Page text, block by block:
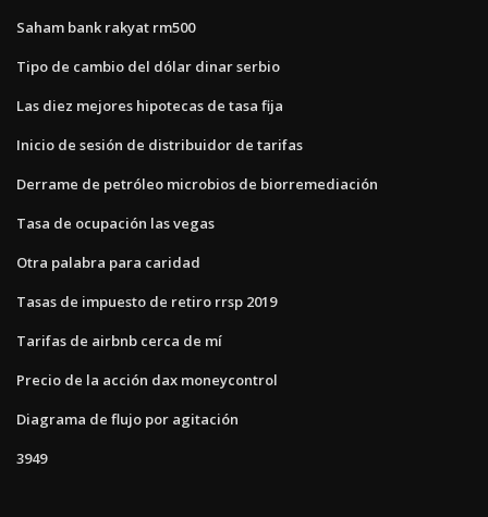
Saham bank rakyat rm500
Tipo de cambio del dólar dinar serbio
Las diez mejores hipotecas de tasa fija
Inicio de sesión de distribuidor de tarifas
Derrame de petróleo microbios de biorremediación
Tasa de ocupación las vegas
Otra palabra para caridad
Tasas de impuesto de retiro rrsp 2019
Tarifas de airbnb cerca de mí
Precio de la acción dax moneycontrol
Diagrama de flujo por agitación
3949